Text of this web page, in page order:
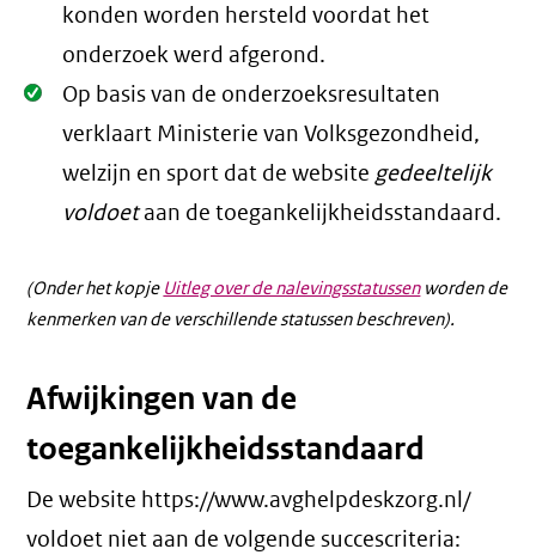
konden worden hersteld voordat het
onderzoek werd afgerond.
Oké.
Op basis van de onderzoeksresultaten
verklaart Ministerie van Volksgezondheid,
welzijn en sport dat de websitegedeeltelijk
voldoetaan de toegankelijkheidsstandaard.
(Onder het kopje Uitleg over de nalevingsstatussenworden de
kenmerken van de verschillende statussen beschreven).
Afwijkingen van de
toegankelijkheidsstandaard
De website https://www.avghelpdeskzorg.nl/
voldoet niet aan de volgende succescriteria: